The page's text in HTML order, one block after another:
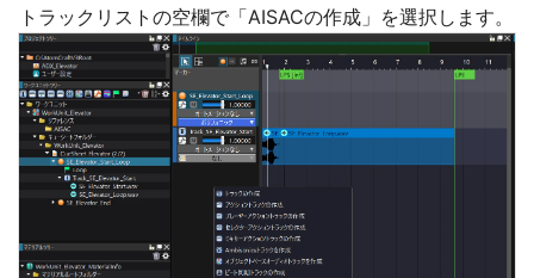
トラックリストの空欄で「AISACの作成」を選択します。